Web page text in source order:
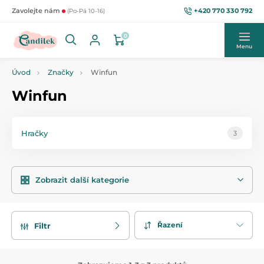
Zavolejte nám (Po-Pá 10-16) +420 770 330 792
0
Menu
Úvod Značky Winfun
Winfun
Hračky 3
Zobrazit další kategorie
Filtr Řazení